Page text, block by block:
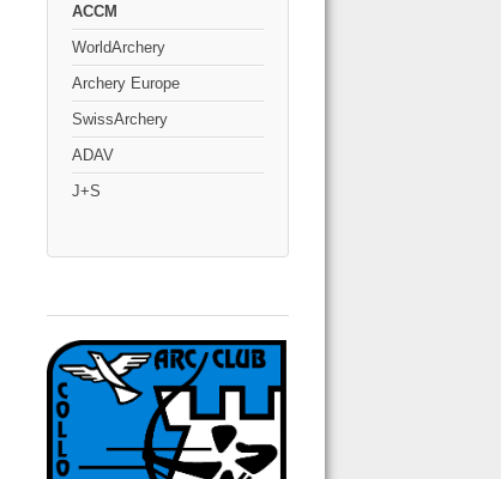
ACCM
WorldArchery
Archery Europe
SwissArchery
ADAV
J+S